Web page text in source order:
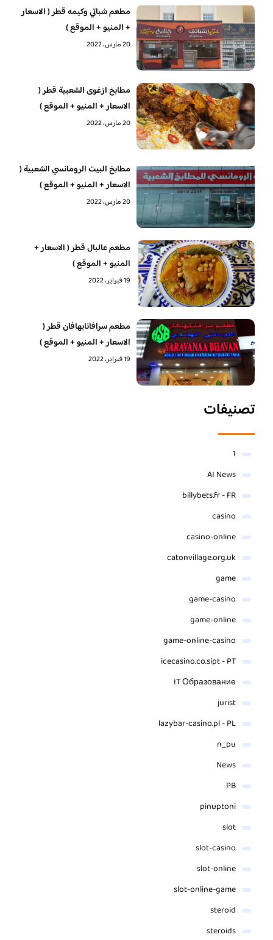
مطعم شباتي وكيمه قطر ( الاسعار
+ المنيو + الموقع )
20 مارس، 2022
مطابخ ازغوى الشعبية قطر (
الاسعار + المنيو + الموقع )
20 مارس، 2022
مطابخ البيت الرومانسي الشعبية (
الاسعار + المنيو + الموقع )
20 مارس، 2022
مطعم عالبال قطر ( الاسعار +
المنيو + الموقع )
19 فبراير، 2022
مطعم سرافانابهافان قطر (
الاسعار + المنيو + الموقع )
19 فبراير، 2022
تصنيفات
1
AI News
billybets.fr - FR
casino
casino-online
catonvillage.org.uk
game
game-casino
game-online
game-online-casino
icecasino.co.sipt - PT
IT Образование
jurist
lazybar-casino.pl - PL
n_pu
News
PB
pinuptoni
slot
slot-casino
slot-online
slot-online-game
steroid
steroids